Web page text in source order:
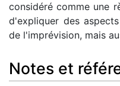
considéré comme une
d'expliquer des
de l'imprévision, mais
Notes et